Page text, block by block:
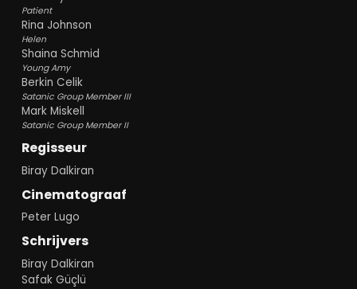
Patient
Rina Johnson
Helen
Shaina Schmid
Young Amy
Berkin Celik
Satanic Group Member III
Mark Miskell
Satanic Group Member II
Regisseur
Biray Dalkiran
Cinematograaf
Peter Lugo
Schrijvers
Biray Dalkiran
Safak Güçlü